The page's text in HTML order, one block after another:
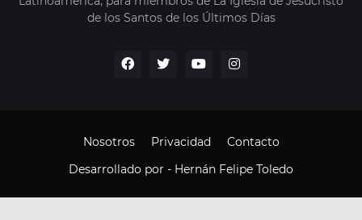
de los Santos de los Últimos Días
Desarrollado por - Hernán Felipe Toledo
Nosotros Privacidad Contacto